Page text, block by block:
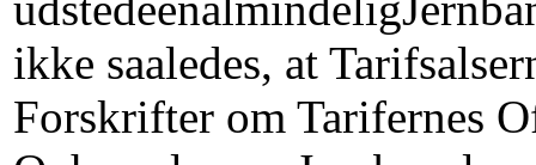
ikke saaledes, at
Forskrifter om Tarifernes